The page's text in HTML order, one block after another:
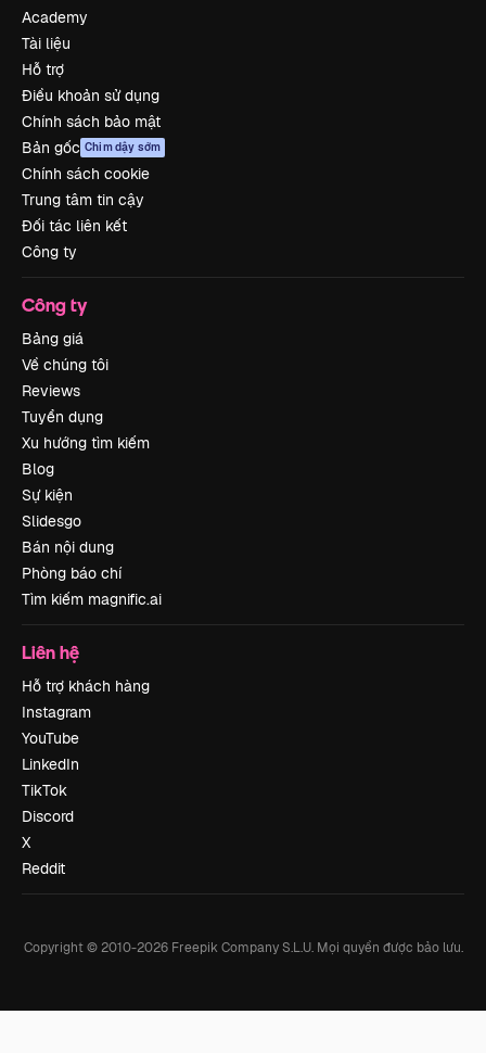
Academy
Tài liệu
Hỗ trợ
Điều khoản sử dụng
Chính sách bảo mật
Bản gốc Chim dậy sớm
Chính sách cookie
Trung tâm tin cậy
Đối tác liên kết
Công ty
Công ty
Bảng giá
Về chúng tôi
Reviews
Tuyển dụng
Xu hướng tìm kiếm
Blog
Sự kiện
Slidesgo
Bán nội dung
Phòng báo chí
Tìm kiếm magnific.ai
Liên hệ
Hỗ trợ khách hàng
Instagram
YouTube
LinkedIn
TikTok
Discord
X
Reddit
Copyright © 2010-2026Freepik Company S.L.U. Mọi quyền được bảo lưu.